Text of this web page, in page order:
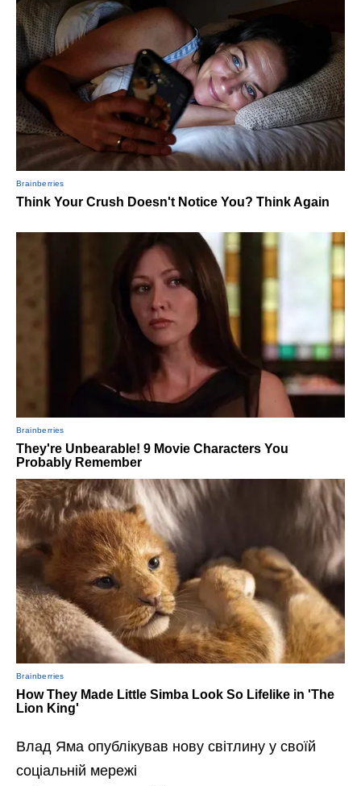
Влад Яма опублікував нову світлину у своїй
соціальній мережі